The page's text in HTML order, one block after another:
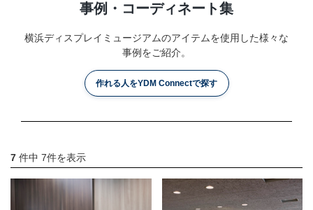
会員登録・取引申請
JDCA(ディスプレイスクール)
店舗情報・営業日
事例・コーディネート集
横浜ディスプレイミュージアムのアイテムを使用した様々な
事例をご紹介。
作れる人をYDM Connectで探す
7 件中 7件を表示